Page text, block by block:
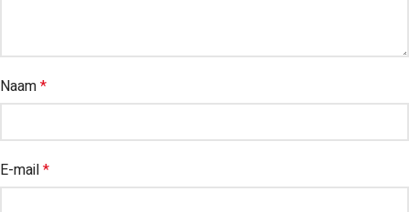
Naam*
E-mail*